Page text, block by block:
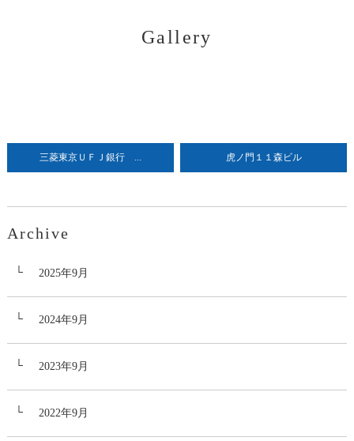
Gallery
三菱東京ＵＦＪ銀行 ... 虎ノ門１１森ビル
Archive
2025年9月
2024年9月
2023年9月
2022年9月